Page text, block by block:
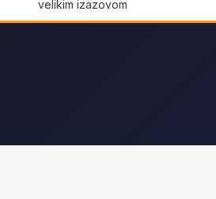
velikim izazovom